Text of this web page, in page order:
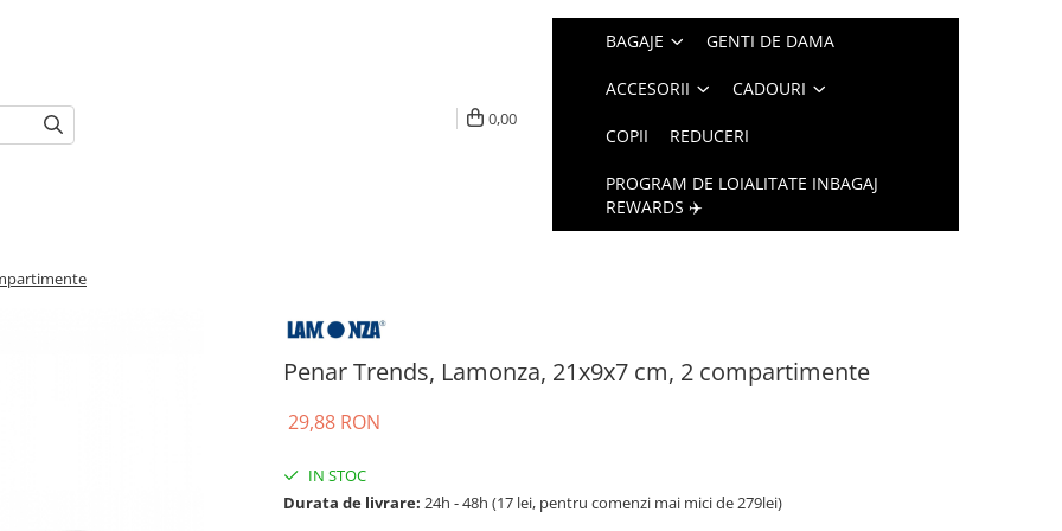
0,00
BAGAJE GENTI DE DAMA
ACCESORII CADOURI
COPII REDUCERI
PROGRAM DE LOIALITATE INBAGAJ
REWARDS ✈️
Penar Trends, Lamonza, 21x9x7 cm, 2 compartimente
29,88 RON
IN STOC
Durata de livrare: 24h - 48h (17 lei, pentru comenzi mai mici de 279lei)